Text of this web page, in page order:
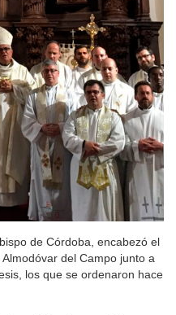
de Córdoba, encabezó el
del Campo junto a
los que se ordenaron hace